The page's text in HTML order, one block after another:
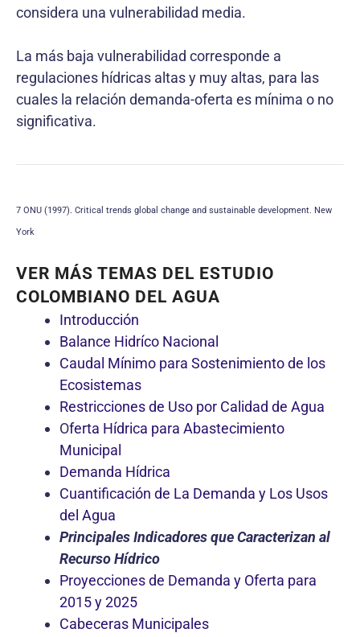
considera una vulnerabilidad media.
La más baja vulnerabilidad corresponde a
regulaciones hídricas altas y muy altas, para las
cuales la relación demanda-oferta es mínima o no
significativa.
7 ONU (1997). Critical trends global change and sustainable development. New
York
VER MÁS TEMAS DEL ESTUDIO
COLOMBIANO DEL AGUA
Introducción
Balance Hidríco Nacional
Caudal Mínimo para Sostenimiento de los
Ecosistemas
Restricciones de Uso por Calidad de Agua
Oferta Hídrica para Abastecimiento
Municipal
Demanda Hídrica
Cuantificación de La Demanda y Los Usos
del Agua
Principales Indicadores que Caracterizan al
Recurso Hídrico
Proyecciones de Demanda y Oferta para
2015 y 2025
Cabeceras Municipales